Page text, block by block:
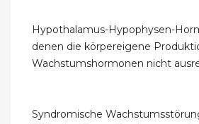
Hypothalamus-Hypophysen-
denen die körpereigene
Wachstumshormonen nicht
Syndromische